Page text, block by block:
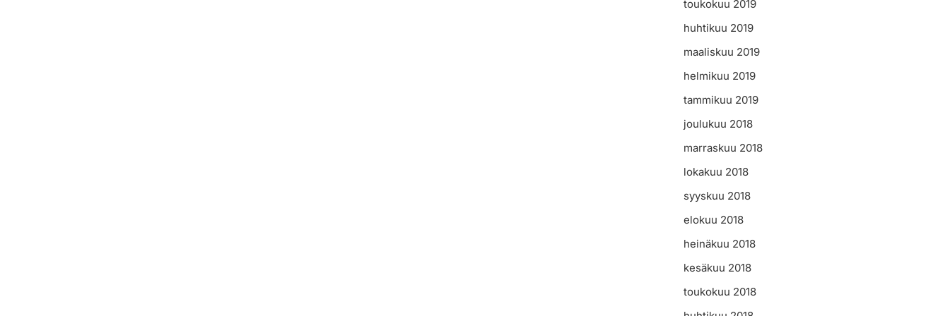
toukokuu 2019
huhtikuu 2019
maaliskuu 2019
helmikuu 2019
tammikuu 2019
joulukuu 2018
marraskuu 2018
lokakuu 2018
syyskuu 2018
elokuu 2018
heinäkuu 2018
kesäkuu 2018
toukokuu 2018